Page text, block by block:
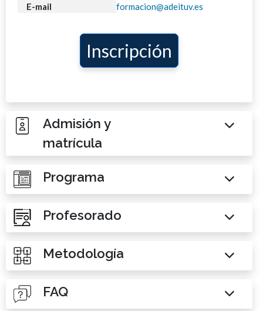
E-mail
formacion@adeituv.es
Inscripción
Admisión y
matrícula
Programa
Profesorado
Metodología
FAQ